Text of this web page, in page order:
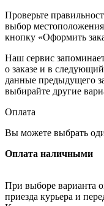
Проверьте
выбор
кнопку «Оформить
Наш сервис
о заказе и в
данные предыдущего
выбирайте другие
Оплата
Вы можете выбрать
Оплата наличными
При выборе варианта
приезда курьера и